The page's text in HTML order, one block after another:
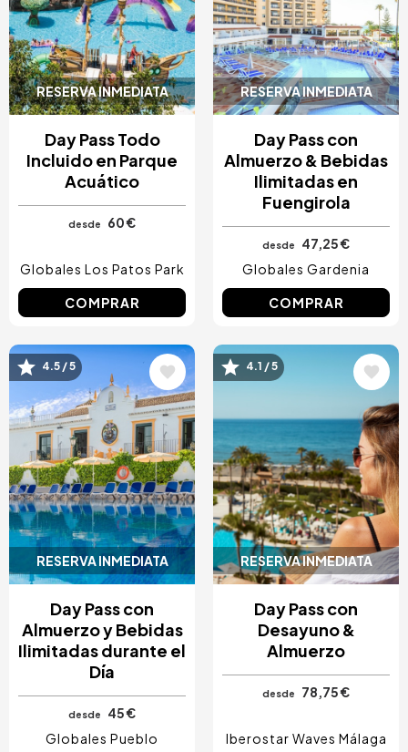
RESERVA INMEDIATA
Day Pass Todo
Incluido en Parque
Acuático
desde 60 €
Globales Los Patos Park
COMPRAR
RESERVA INMEDIATA
Day Pass con
Almuerzo & Bebidas
Ilimitadas en
Fuengirola
desde
47,25 €
Globales Gardenia
COMPRAR
RESERVA INMEDIATA
Image
4.5 / 5
Day Pass con
Almuerzo y Bebidas
Ilimitadas durante el
Día
desde
45 €
Globales Pueblo
RESERVA INMEDIATA
Image
4.1 / 5
Day Pass con
Desayuno &
Almuerzo
desde 78,75 €
Iberostar Waves Málaga